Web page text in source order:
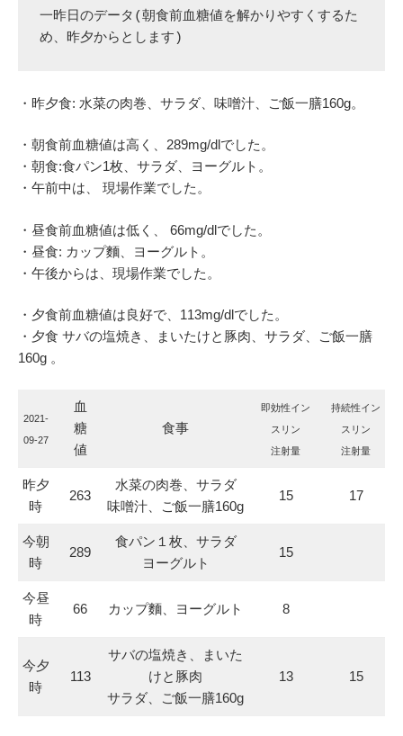
一昨日のデータ(朝食前血糖値を解かりやすくするた
め、昨夕からとします)
・昨夕食: 水菜の肉巻、サラダ、味噌汁、ご飯一膳160g。
・朝食前血糖値は高く、289mg/dlでした。
・朝食:食パン1枚、サラダ、ヨーグルト。
・午前中は、 現場作業でした。
・昼食前血糖値は低く、 66mg/dlでした。
・昼食: カップ麵、ヨーグルト。
・午後からは、現場作業でした。
・夕食前血糖値は良好で、113mg/dlでした。
・夕食 サバの塩焼き、まいたけと豚肉、サラダ、ご飯一膳
160g 。
2021-
09-27
血
糖
値
食事
即効性イン
スリン
注射量
持続性イン
スリン
注射量
昨夕
時
263
水菜の肉巻、サラダ
味噌汁、ご飯一膳160g
15 17
今朝
時
289
食パン１枚、サラダ
ヨーグルト
15
今昼
時
66 カップ麵、ヨーグルト 8
今夕
時
113
サバの塩焼き、まいた
けと豚肉
サラダ、ご飯一膳160g
13 15